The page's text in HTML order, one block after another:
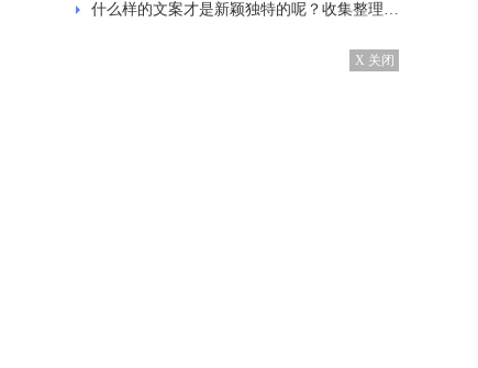
什么样的文案才是新颖独特的呢？收集整理的发抖音的经典文案
X 关闭